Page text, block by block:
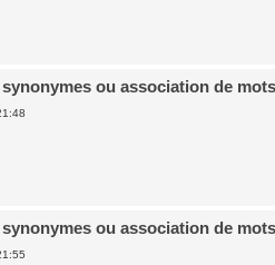
ou association de mots
ou association de mots